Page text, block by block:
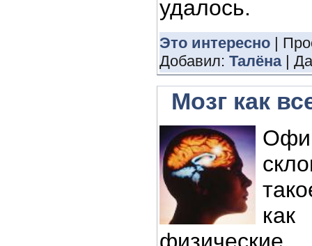
удалось.
Это интересно |
Добавил: Талёна|
Мозг как